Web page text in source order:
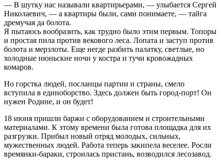
— В шутку нас называли квартирьерами, — улыбается Сергей
Николаевич, — а квартиры были, сами понимаете, — тайга
дремучая да болота.
Я пытаюсь вообразить, как трудно было этим первым. Топоры
и простая пила против векового леса. Лопата и заступ против
болота и мерзлоты. Еще негде разбить палатку, светлые, но
холодные июньские ночи у костра и тучи кровожадных
комаров.
Но горстка людей, посланцы партии и страны, смело
вступила в единоборство. Здесь должен быть город-порт! Он
нужен Родине, и он будет!
18 июня пришли баржи с оборудованием и строительными
материалами. К этому времени была готова площадка для их
разгрузки. Прибыл новый отряд молодых, сильных,
мужественных людей. Работа теперь закипела веселее. Росли
времянки-бараки, строилась пристань, возводился лесозавод.